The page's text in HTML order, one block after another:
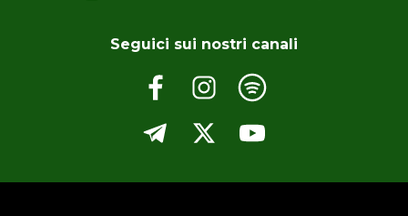
Seguici sui nostri canali